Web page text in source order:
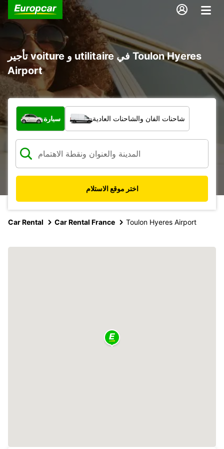
تأجير voiture و utilitaire في Toulon Hyeres
Airport
ما نوع المركبة؟
سيارة شاحنات الفان والشاحنات العادية
اختر موقع الاستلام
Car Rental Car Rental France Toulon Hyeres Airport